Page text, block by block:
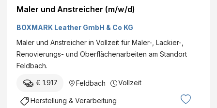
Maler und Anstreicher (m/w/d)
BOXMARK Leather GmbH & Co KG
Maler und Anstreicher in Vollzeit für Maler-, Lackier-,
Renovierungs- und Oberflächenarbeiten am Standort
Feldbach.
€ 1.917 Feldbach Vollzeit
Herstellung & Verarbeitung